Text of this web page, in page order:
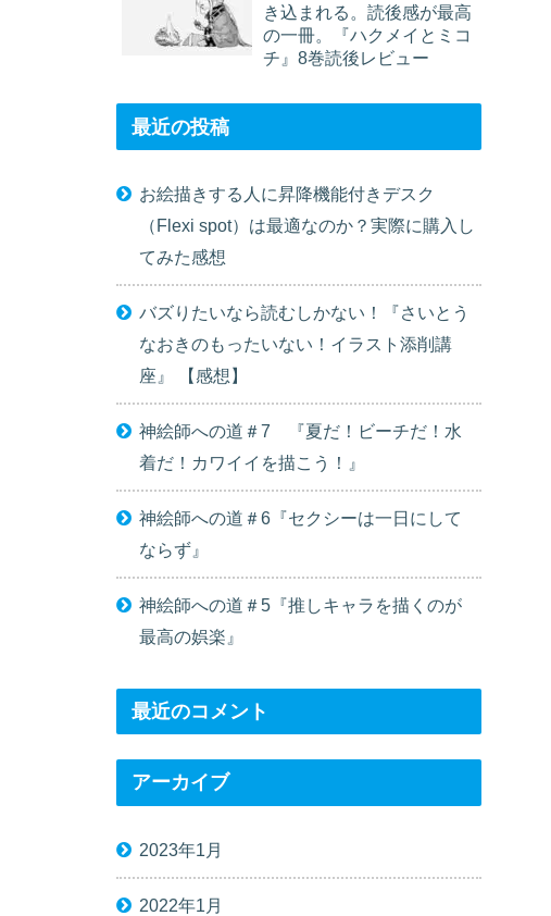
き込まれる。読後感が最高
の一冊。『ハクメイとミコ
チ』8巻読後レビュー
最近の投稿
お絵描きする人に昇降機能付きデスク
（Flexi spot）は最適なのか？実際に購入し
てみた感想
バズりたいなら読むしかない！『さいとう
なおきのもったいない！イラスト添削講
座』 【感想】
神絵師への道＃7 『夏だ！ビーチだ！水
着だ！カワイイを描こう！』
神絵師への道＃6『セクシーは一日にして
ならず』
神絵師への道＃5『推しキャラを描くのが
最高の娯楽』
最近のコメント
アーカイブ
2023年1月
2022年1月